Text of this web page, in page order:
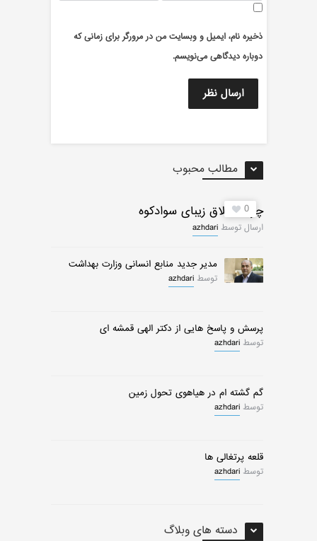
ذخیره نام، ایمیل و وبسایت من در مرورگر برای زمانی که
دوباره دیدگاهی می‌نویسم.
مطالب محبوب
0
چرات ییلاق زیبای سوادکوه
ارسال توسطazhdari
مدیر جدید منابع انسانی وزارت بهداشت
توسطazhdari
پرسش و پاسخ هایی از دکتر الهی قمشه ای
توسطazhdari
گم گشته ام در هیاهوی تحول زمین
توسطazhdari
قلعه پرتغالی ها
توسطazhdari
دسته های وبلاگ